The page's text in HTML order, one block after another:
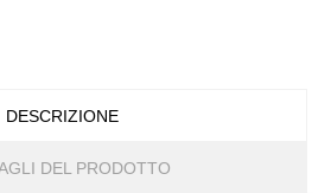
DESCRIZIONE
DEL PRODOTTO